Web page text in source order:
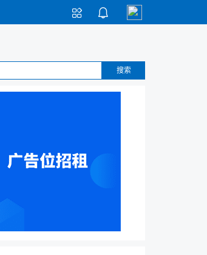


搜索